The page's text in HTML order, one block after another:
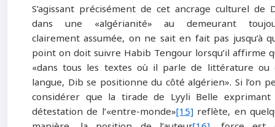
S’agissant précisément de cet ancrage culturel de
dans une «algérianité» au demeurant
clairement assumée, on ne sait en fait pas jusqu’à
point on doit suivre Habib Tengour lorsqu’il affirme
«dans tous les textes où il parle de littérature ou
langue, Dib se positionne du côté algérien». Si l’on
considérer que la tirade de Lyyli Belle exprimant
détestation de l’«entre-monde»[15]reflète, en